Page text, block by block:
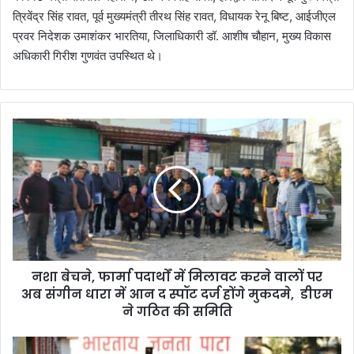
त्रिवेंद्र सिंह रावत, पूर्व मुख्यमंत्री तीरथ सिंह रावत, विधायक रेनू बिष्ट, आईजीएल
प्रवर निदेशक उमाशंकर भारतिया, जिलाधिकारी डॉ. आशीष चौहान, मुख्य विकास
अधिकारी गिरीश गुणवंत उपस्थित थे।
न
बे
च
ने
,
फा
र्मा
प
ला
नशा बेचने, फार्मा पदार्थों में मिलावट करने वालों पर
अब संगीन धारा में आन द स्पॉट दर्ज होंगे मुकदमे, डीएम
ने गठित की समिति